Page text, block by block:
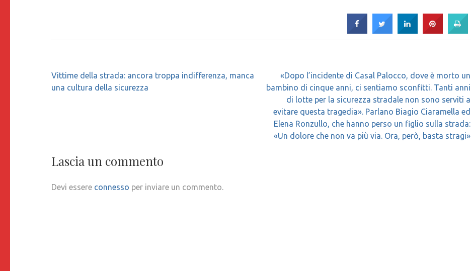
Navigazione
articoli
Vittime della strada: ancora troppa indifferenza, manca
una cultura della sicurezza
«Dopo l’incidente di Casal Palocco, dove è morto un
bambino di cinque anni, ci sentiamo sconfitti. Tanti anni
di lotte per la sicurezza stradale non sono serviti a
evitare questa tragedia». Parlano Biagio Ciaramella ed
Elena Ronzullo, che hanno perso un figlio sulla strada:
«Un dolore che non va più via. Ora, però, basta stragi»
Lascia un commento
Devi essere connesso per inviare un commento.